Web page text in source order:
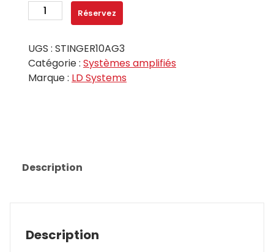
quantité
de
de
sonorisation
amplifiée,
10AG3
Réservez
UGS : STINGER10AG3
Catégorie : Systèmes amplifiés
Marque : LD Systems
Description
Description